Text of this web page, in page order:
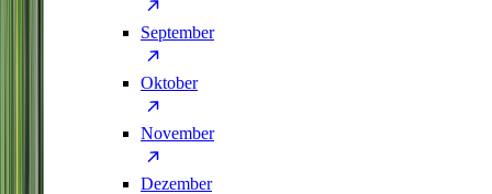
September
Oktober
November
Dezember